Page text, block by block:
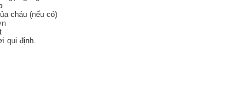
cháu (nếu có)
qui định.